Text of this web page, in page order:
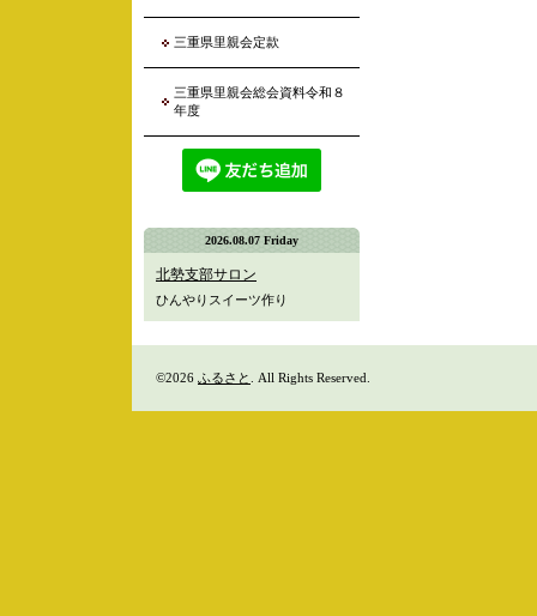
三重県里親会定款
三重県里親会総会資料令和８
年度
2026.08.07 Friday
北勢支部サロン
ひんやりスイーツ作り
©2026 ふるさと . All Rights Reserved.